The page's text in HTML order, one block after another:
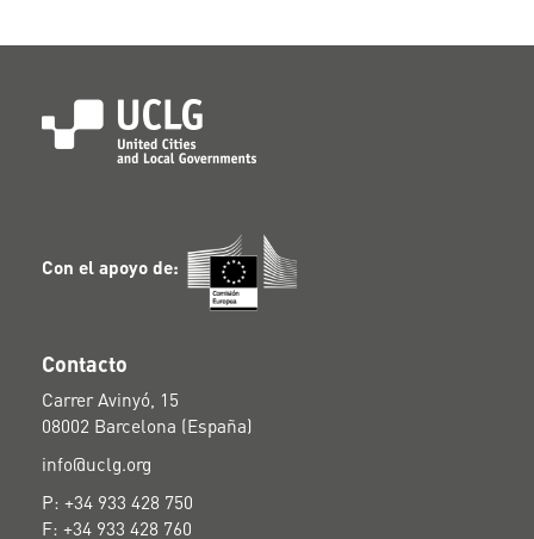
Con el apoyo de:
Contacto
Carrer Avinyó, 15
08002 Barcelona (España)
info@uclg.org
P: +34 933 428 750
F: +34 933 428 760